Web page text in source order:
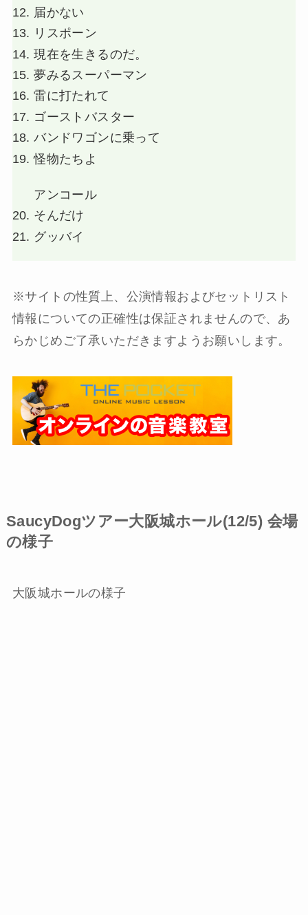
届かない
リスポーン
現在を生きるのだ。
夢みるスーパーマン
雷に打たれて
ゴーストバスター
バンドワゴンに乗って
怪物たちよ
アンコール
そんだけ
グッバイ
※サイトの性質上、公演情報およびセットリスト
情報についての正確性は保証されませんので、あ
らかじめご了承いただきますようお願いします。
SaucyDogツアー大阪城ホール(12/5) 会場
の様子
大阪城ホールの様子